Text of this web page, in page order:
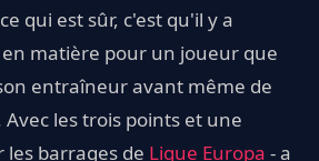
qui est sûr, c'est qu'il y a
matière pour un joueur que
entraîneur avant même de
les trois points et une
barrages de Ligue Europa - a